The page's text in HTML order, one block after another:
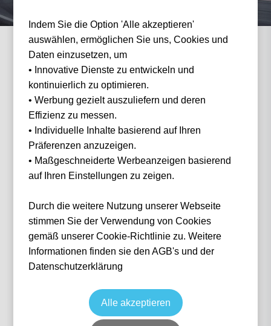
0 Events gefunden
Nichts gefunden...
Wie funktioniertes?
1
Suche nach deinem Event
Wähle das Event deiner Träume aus — von Fußball über Formel 1 bis Konzerte.
Indem Sie die Option 'Alle akzeptieren'
auswählen, ermöglichen Sie uns, Cookies und
Daten einzusetzen, um
• Innovative Dienste zu entwickeln und
kontinuierlich zu optimieren.
• Werbung gezielt auszuliefern und deren
Effizienz zu messen.
• Individuelle Inhalte basierend auf Ihren
Präferenzen anzuzeigen.
• Maßgeschneiderte Werbeanzeigen basierend
auf Ihren Einstellungen zu zeigen.
Durch die weitere Nutzung unserer Webseite
stimmen Sie der Verwendung von Cookies
gemäß unserer Cookie-Richtlinie zu. Weitere
Informationen finden sie den AGB's und der
Datenschutzerklärung
Alle akzeptieren